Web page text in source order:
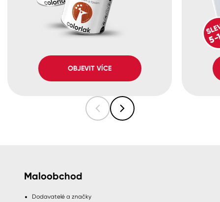
OBJEVIT VÍCE
Maloobchod
Dodavatelé a značky